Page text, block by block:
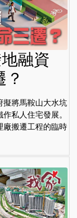
融資
擬將馬鞍山大水坑
私人住宅發展。
廠搬遷工程的臨時